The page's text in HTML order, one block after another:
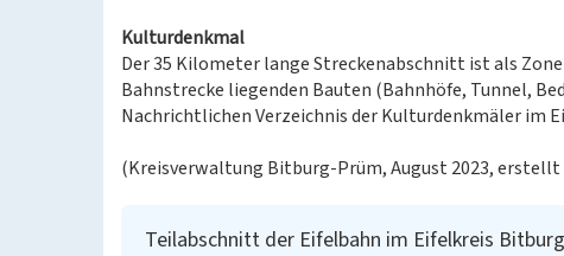
Kulturdenkmal
Der 35 Kilometer lange Streckenabschnitt ist als
Bahnstrecke liegenden Bauten (Bahnhöfe, Tunnel,
Nachrichtlichen Verzeichnis der Kulturdenkmäler im
(Kreisverwaltung Bitburg-Prüm, August 2023, erstellt
Teilabschnitt der Eifelbahn im Eifelkreis